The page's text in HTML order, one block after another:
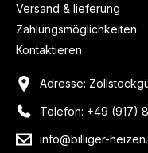
Versand & lieferung
Zahlungsmöglichkeiten
Kontaktieren
Adresse:
Telefon: +49 (917)
info@billiger-